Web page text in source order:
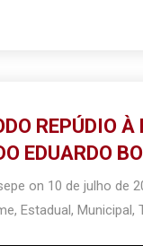
REPÚDIO À
EDUARDO
on 10 de julho de
, Estadual, Municipal,